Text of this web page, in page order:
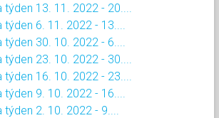
13. 11. 2022 - 20....
6. 11. 2022 - 13....
30. 10. 2022 - 6....
23. 10. 2022 - 30....
16. 10. 2022 - 23....
9. 10. 2022 - 16....
2. 10. 2022 - 9....